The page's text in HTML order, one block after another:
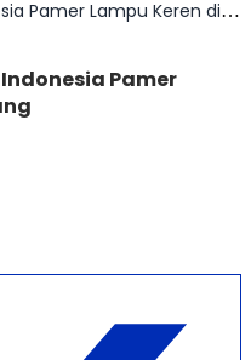
Mitsubishi Evolution IX Dari Indonesia Pamer Lampu Keren di Osaka Jepang
Pamer